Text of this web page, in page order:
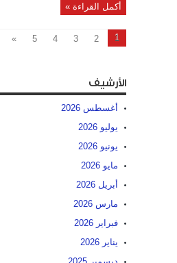
أكمل القراءة »
1
2
3
4
5
»
الأرشيف
أغسطس 2026
يوليو 2026
يونيو 2026
مايو 2026
أبريل 2026
مارس 2026
فبراير 2026
يناير 2026